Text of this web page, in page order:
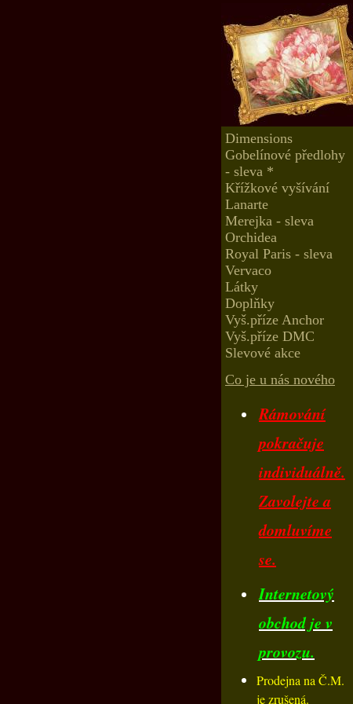
Dimensions
Gobelínové předlohy
- sleva *
Křížkové vyšívání
Lanarte
Merejka - sleva
Orchidea
Royal Paris - sleva
Vervaco
Látky
Doplňky
Vyš.příze Anchor
Vyš.příze DMC
Slevové akce
Co je u nás nového
Rámování
pokračuje
individuálně.
Zavolejte a
domluvíme
se.
Internetový
obchod je v
provozu.
Prodejna na Č.M.
je zrušená.